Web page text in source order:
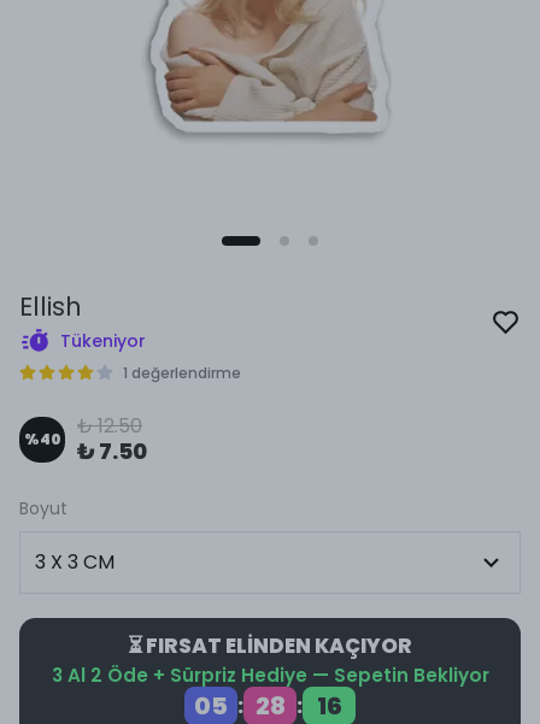
Ellish
Tükeniyor
1 değerlendirme
%40 ₺ 12.50
₺ 7.50
Boyut
⏳ FIRSAT ELİNDEN KAÇIYOR
3 Al 2 Öde + Sürpriz Hediye — Sepetin Bekliyor
05 : 28 : 15